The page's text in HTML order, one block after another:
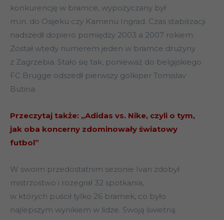
konkurencję w bramce, wypożyczany był
m.in. do Osijeku czy Kamenu Ingrad. Czas stabilizacji
nadszedł dopiero pomiędzy 2003 a 2007 rokiem.
Został wtedy numerem jeden w bramce drużyny
z Zagrzebia. Stało się tak, ponieważ do belgijskiego
FC Brugge odszedł pierwszy golkiper Tomislav
Butina.
Przeczytaj także: „Adidas vs. Nike, czyli o tym,
jak oba koncerny zdominowały światowy
futbol”
W swoim przedostatnim sezonie Ivan zdobył
mistrzostwo i rozegrał 32 spotkania,
w których puścił tylko 26 bramek, co było
najlepszym wynikiem w lidze. Swoją świetną